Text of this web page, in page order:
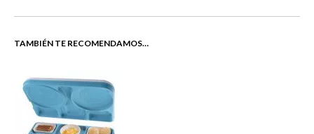
TAMBIÉN TE RECOMENDAMOS…